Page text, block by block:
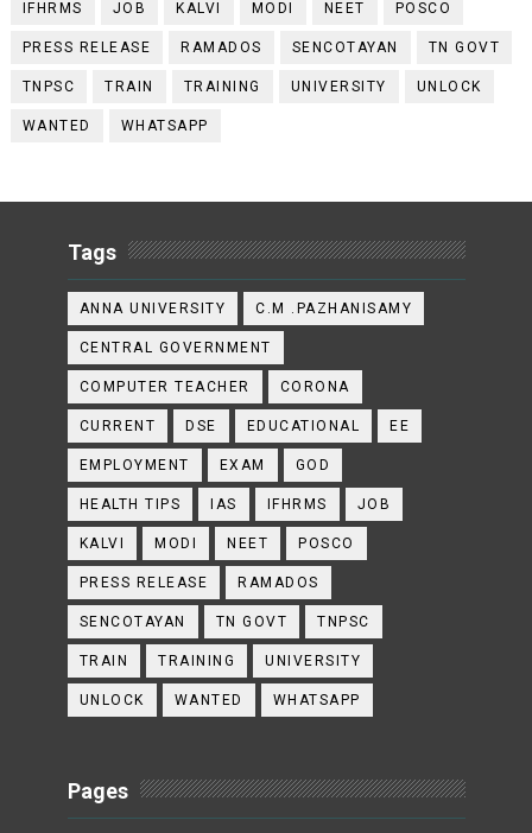
IFHRMS JOB KALVI MODI NEET POSCO
PRESS RELEASE RAMADOS SENCOTAYAN TN GOVT
TNPSC TRAIN TRAINING UNIVERSITY UNLOCK
WANTED WHATSAPP
Tags
ANNA UNIVERSITY C.M .PAZHANISAMY
CENTRAL GOVERNMENT
COMPUTER TEACHER CORONA
CURRENT DSE EDUCATIONAL EE
EMPLOYMENT EXAM GOD
HEALTH TIPS IAS IFHRMS JOB
KALVI MODI NEET POSCO
PRESS RELEASE RAMADOS
SENCOTAYAN TN GOVT TNPSC
TRAIN TRAINING UNIVERSITY
UNLOCK WANTED WHATSAPP
Pages